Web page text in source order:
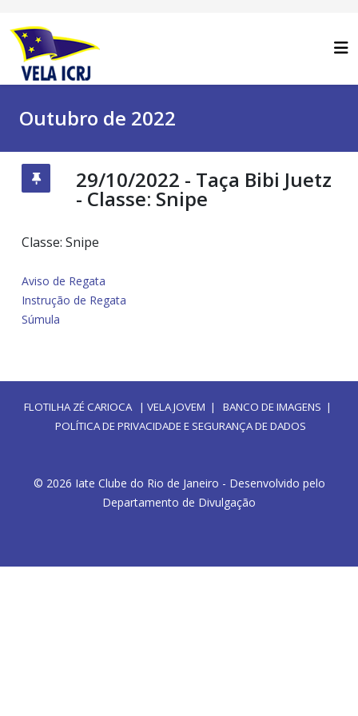
Outubro de 2022
29/10/2022 - Taça Bibi Juetz
- Classe: Snipe
Classe: Snipe
Aviso de Regata
Instrução de Regata
Súmula
FLOTILHA ZÉ CARIOCA| VELA JOVEM | BANCO DE IMAGENS |
POLÍTICA DE PRIVACIDADE E SEGURANÇA DE DADOS
© 2026 Iate Clube do Rio de Janeiro - Desenvolvido pelo
Departamento de Divulgação